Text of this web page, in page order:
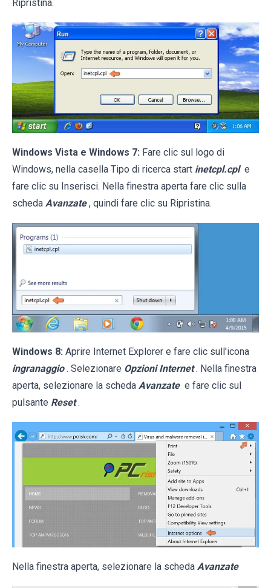
Ripristina.
Windows Vista e Windows 7: Fare clic sul logo di
Windows, nella casella Tipo di ricerca start inetcpl.cpl e
fare clic su Inserisci. Nella finestra aperta fare clic sulla
scheda Avanzate , quindi fare clic su Ripristina.
Windows 8: Aprire Internet Explorer e fare clic sull'icona
ingranaggio . Selezionare Opzioni Internet . Nella finestra
aperta, selezionare la scheda Avanzate e fare clic sul
pulsante Reset .
Nella finestra aperta, selezionare la scheda Avanzate